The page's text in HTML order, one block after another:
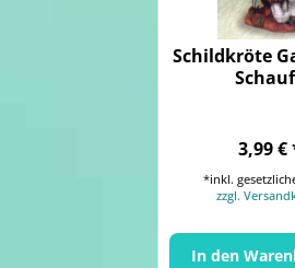
Schildkröte
3,99 €
*inkl.
zzgl.
In den